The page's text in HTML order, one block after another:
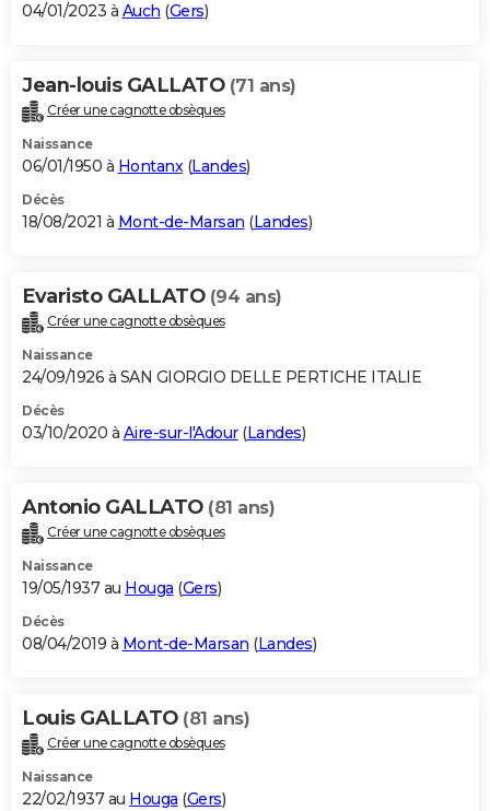
04/01/2023 à Auch (Gers)
Jean-louis GALLATO (71 ans)
Créer une cagnotte obsèques
Naissance
06/01/1950 à Hontanx(Landes)
Décès
18/08/2021 à Mont-de-Marsan (Landes)
Evaristo GALLATO (94 ans)
Créer une cagnotte obsèques
Naissance
24/09/1926 à SAN GIORGIO DELLE PERTICHE ITALIE
Décès
03/10/2020 à Aire-sur-l'Adour(Landes)
Antonio GALLATO (81 ans)
Créer une cagnotte obsèques
Naissance
19/05/1937 au Houga (Gers)
Décès
08/04/2019 à Mont-de-Marsan (Landes)
Louis GALLATO (81 ans)
Créer une cagnotte obsèques
Naissance
22/02/1937 au Houga (Gers)